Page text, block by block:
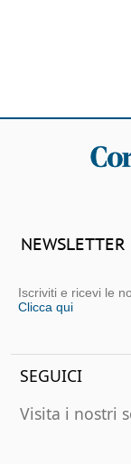
NEWSLETTER
Iscriviti e ricevi le
Clicca qui
SEGUICI
Visita i nostri